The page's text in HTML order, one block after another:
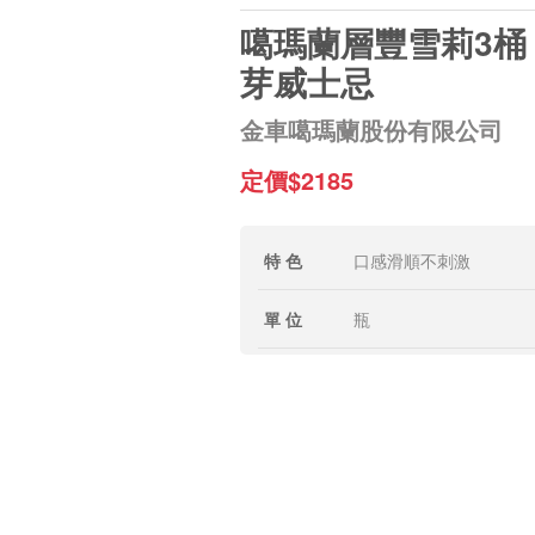
噶瑪蘭層豐雪莉3
芽威士忌
金車噶瑪蘭股份有限公司
定價$2185
特 色 口感滑順不刺激
單 位 瓶